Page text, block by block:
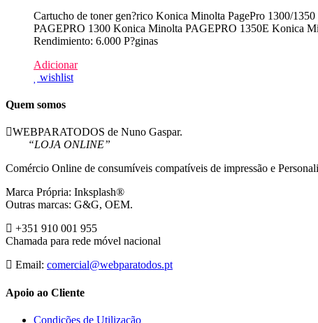
Cartucho de toner gen?rico Konica Minolta PagePro 1300/
PAGEPRO 1300 Konica Minolta PAGEPRO 1350E Konica
Rendimiento: 6.000 P?ginas
Adicionar
wishlist
Quem somos
WEBPARATODOS de Nuno Gaspar.
“LOJA ONLINE”
Comércio Online de consumíveis compatíveis de impressão e
Marca Própria: Inksplash®
Outras marcas: G&G, OEM.
+351 910 001 955
Chamada para rede móvel nacional
Email: comercial@webparatodos.pt
Apoio ao Cliente
Condições de Utilização